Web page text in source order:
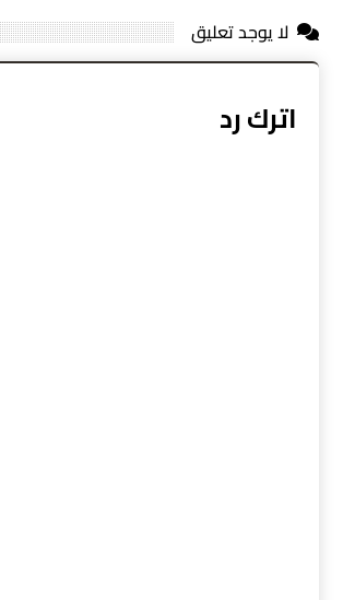
لا يوجد تعليق
اترك رد